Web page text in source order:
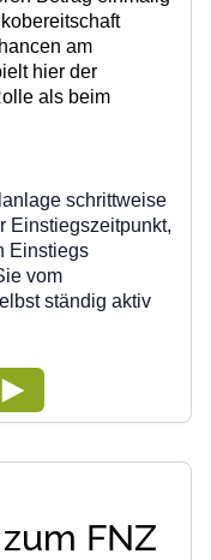
am
hier der
als beim
schrittweise
Einstiegszeitpunkt,
Einstiegs
vom
ständig aktiv
FNZ